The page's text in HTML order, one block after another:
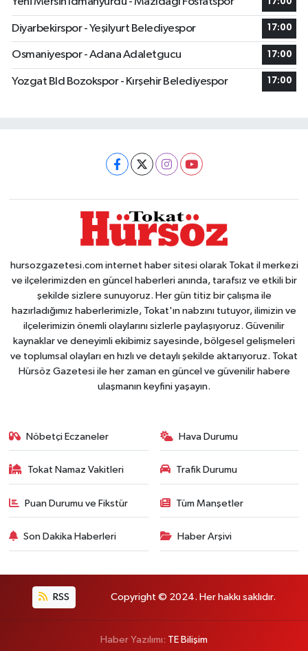
Diyarbekirspor - Yeşilyurt Belediyespor 17:00
Osmaniyespor - Adana Adaletgucu 17:00
Yozgat Bld Bozokspor - Kırşehir Belediyespor 17:00
hursozgazetesi.com internet haber sitesi olarak Tokat il merkezi
ve ilçelerimizden en güncel haberleri anında, tarafsız ve etkili bir
şekilde sizlere sunuyoruz. Her gün titiz bir çalışma ile
hazırladığımız haberlerimizle, Tokat'ın nabzını tutuyor, ilimizin ve
ilçelerimizin önemli olaylarını sizlerle paylaşıyoruz. Güvenilir
kaynaklar ve deneyimli ekibimiz sayesinde, bölgesel gelişmeleri
ve toplumsal olayları en hızlı ve detaylı şekilde aktarıyoruz. Tokat
Hürsöz Gazetesi ile her zaman en güncel ve güvenilir habere
ulaşmanın keyfini yaşayın.
Nöbetçi Eczaneler Hava Durumu
Tokat Namaz Vakitleri Trafik Durumu
Puan Durumu ve Fikstür Tüm Manşetler
Son Dakika Haberleri Haber Arşivi
RSS Copyright © 2024. Her hakkı saklıdır.
Haber Yazılımı: TE Bilişim